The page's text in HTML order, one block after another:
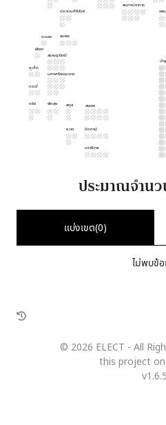
ชล
ประจวบคีรีขันธ์
ชุมพร
สุราษฎร์ธานี
นครศรีธรรมราช
พัทลุง สงขลา
ปัตตานี
ยะลา
สตูล
ตรัง
กระบี่
พังงา
ภูเก็ต
ระนอง
นราธิวาส
สมุทรปราการ
บัญ
ประมาณจำน
แบ่งเขต(0)
ไม่พบข้
© 2026 ELECT - All
this project on
v1.6.5